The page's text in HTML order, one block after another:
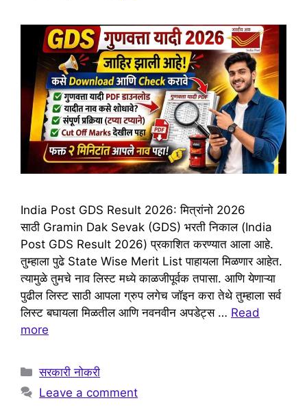
India Post GDS Result 2026: मित्रांनो 2026
साठी Gramin Dak Sevak (GDS) भरती निकाल (India
Post GDS Result 2026) प्रकाशित करण्यात आला आहे.
तुम्हाला पुढे State Wise Merit List पाहायला मिळणार आहेत.
त्यामुळे तुमचे नाव लिस्ट मध्ये काळजीपूर्वक तपासा. आणि येणाऱ्या
पुढील लिस्ट साठी आपला ग्रुप लगेच जॉइन करा तेथे तुम्हाला सर्व
लिस्ट बघायला मिळतील आणि नवनवीन अपडेट्स … Read
more
Categories
सरकारी नोकरी
Leave a comment